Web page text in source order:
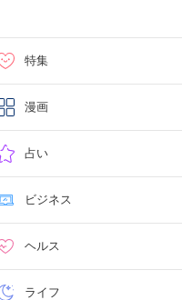
特集
漫画
占い
ビジネス
ヘルス
ライフ